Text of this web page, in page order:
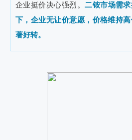
企业挺价决心强烈。二铵市场需
下，企业无让价意愿，价格维持
著好转。